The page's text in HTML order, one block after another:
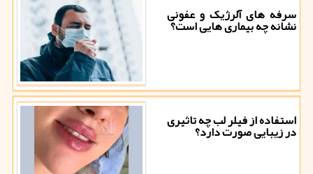
سرفه های آلرژیک و عفونی
نشانه چه بیماری هایی است؟
استفاده از فیلر لب چه تاثیری
در زیبایی صورت دارد؟